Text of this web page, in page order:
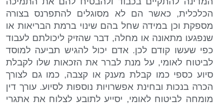
הכלכלית, כאשר הם לא מסוגלים להתפרנס בצורה
מספקת וכן במידה שחל בהם שינוי ברמת הבריאות או
שנפגעו מתאונה או מחלה, דבר שהזיק ליכולתם לעבוד
כפי שעשו קודם לכן. אדם יכול להגיש תביעה למוסד
לביטוח לאומי, על מנת לברר את הזכאות שלו לקבלת
סיוע כספי כמו קבלת מענק או קצבה, כמו גם לצורך
הכרה בנכות ובחינת אפשרויות נוספות לסיוע. עורך דין
מומחה לביטוח לאומי, יסייע לתובע לצלוח את אתגרי